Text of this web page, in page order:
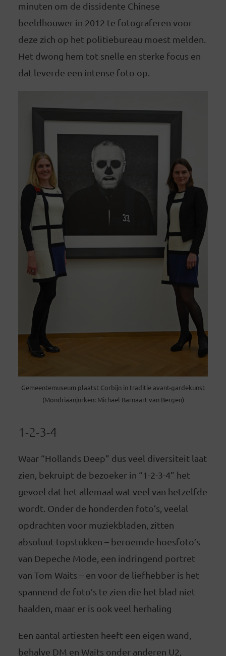
minuten om de dissidente Chinese
beeldhouwer in 2012 te fotograferen voor
deze zich op het politiebureau moest melden.
Het dwong hem tot snelle en sterke focus en
dat leverde een intense foto op.
Gemeentemuseum plaatst Corbijn in traditie avant-gardekunst
(Mondriaanjurken: Michael Barnaart van Bergen)
1-2-3-4
Waar “Hollands Deep” dus veel diversiteit laat
zien, bekruipt de bezoeker in “1-2-3-4” het
gevoel dat het allemaal wat veel van hetzelfde
wordt. Onder de honderden foto’s, veelal
opdrachten voor muziekbladen, zitten
absoluut topstukken – beroemde hoesfoto’s
van Depeche Mode, een indringend portret
van Tom Waits – en voor de liefhebber is het
spannend de foto’s te zien die het blad niet
haalden, maar er is ook veel herhaling
Een aantal artiesten heeft een eigen wand,
behalve DM en Waits onder anderen U2,